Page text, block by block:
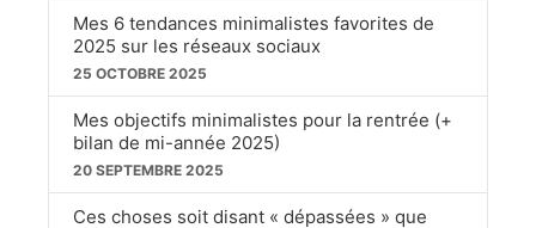
Mes 6 tendances minimalistes favorites de
2025 sur les réseaux sociaux
25 OCTOBRE 2025
Mes objectifs minimalistes pour la rentrée (+
bilan de mi-année 2025)
20 SEPTEMBRE 2025
Ces choses soit disant « dépassées » que